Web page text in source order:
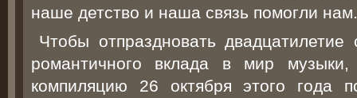
наше детство и наша связь помогли
Чтобы отпраздновать
романтичного вклада в мир
компиляцию 26 октября этого года